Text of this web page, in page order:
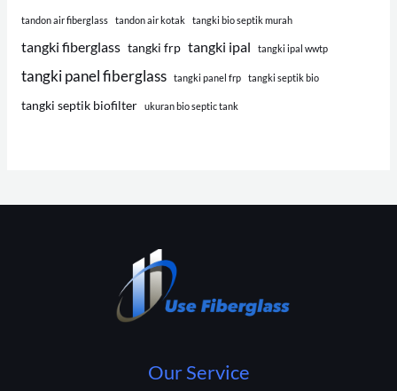
tandon air fiberglass tandon air kotak tangki bio septik murah
tangki fiberglass tangki frp tangki ipal tangki ipal wwtp
tangki panel fiberglass tangki panel frp tangki septik bio
tangki septik biofilter ukuran bio septic tank
Our Service